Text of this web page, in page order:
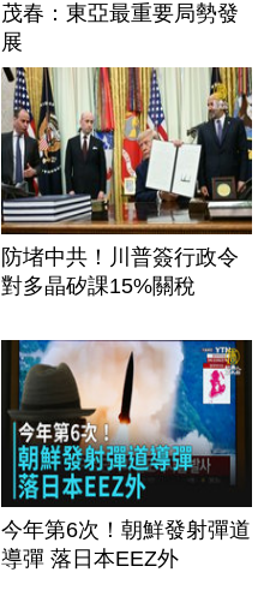
茂春：東亞最重要局勢發
展
防堵中共！川普簽行政令
對多晶矽課15%關稅
今年第6次！朝鮮發射彈道
導彈 落日本EEZ外